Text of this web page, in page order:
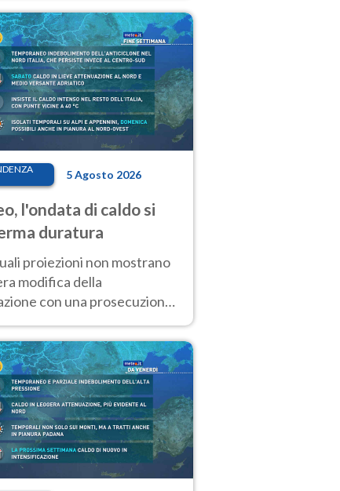
molto elevate
5 Agosto 2026
l'ondata di caldo si
duratura
proiezioni non mostrano
modifica della
con una prosecuzione
compresa la settimana di